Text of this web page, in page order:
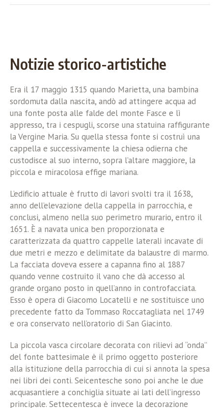
Notizie storico-artistiche
Era il 17 maggio 1315 quando Marietta, una bambina
sordomuta dalla nascita, andò ad attingere acqua ad
una fonte posta alle falde del monte Fasce e lì
appresso, tra i cespugli, scorse una statuina raffigurante
la Vergine Maria. Su quella stessa fonte si costruì una
cappella e successivamente la chiesa odierna che
custodisce al suo interno, sopra l’altare maggiore, la
piccola e miracolosa effige mariana.
L’edificio attuale è frutto di lavori svolti tra il 1638,
anno dell’elevazione della cappella in parrocchia, e
conclusi, almeno nella suo perimetro murario, entro il
1651. È a navata unica ben proporzionata e
caratterizzata da quattro cappelle laterali incavate di
due metri e mezzo e delimitate da balaustre di marmo.
La facciata doveva essere a capanna fino al 1887
quando venne costruito il vano che dà accesso al
grande organo posto in quell’anno in controfacciata.
Esso è opera di Giacomo Locatelli e ne sostituisce uno
precedente fatto da Tommaso Roccatagliata nel 1749
e ora conservato nell’oratorio di San Giacinto.
La piccola vasca circolare decorata con rilievi ad “onda”
del fonte battesimale è il primo oggetto posteriore
alla istituzione della parrocchia di cui si annota la spesa
nei libri dei conti. Seicentesche sono poi anche le due
acquasantiere a conchiglia situate ai lati dell’ingresso
principale. Settecentesca è invece la decorazione